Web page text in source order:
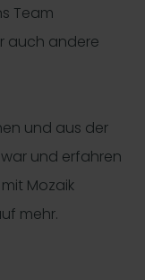
Team
auch andere
und aus der
und erfahren
Mozaik
mehr.